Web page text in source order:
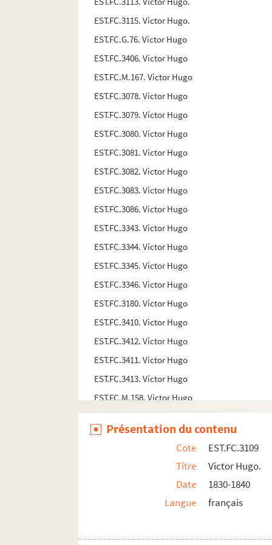
EST.FC.3115. Victor Hugo.
EST.FC.G.76. Victor Hugo
EST.FC.3406. Victor Hugo
EST.FC.M.167. Victor Hugo
EST.FC.3078. Victor Hugo
EST.FC.3079. Victor Hugo
EST.FC.3080. Victor Hugo
EST.FC.3081. Victor Hugo
EST.FC.3082. Victor Hugo
EST.FC.3083. Victor Hugo
EST.FC.3086. Victor Hugo
EST.FC.3343. Victor Hugo
EST.FC.3344. Victor Hugo
EST.FC.3345. Victor Hugo
EST.FC.3346. Victor Hugo
EST.FC.3180. Victor Hugo
EST.FC.3410. Victor Hugo
EST.FC.3412. Victor Hugo
EST.FC.3411. Victor Hugo
EST.FC.3413. Victor Hugo
EST.FC.M.158. Victor Hugo
EST.FC.3414. Victor Hugo
EST.FC.3416. Victor Hugo
EST.FC.3417. Victor Hugo
EST.FC.3418. Victor Hugo
EST.FC.3418 BIS. Victor Hugo
EST.FC.M.177. Victor Hugo
Présentation du contenu
Cote
EST.FC.3109
Titre
Victor Hugo.
Date
1830-1840
Langue
français